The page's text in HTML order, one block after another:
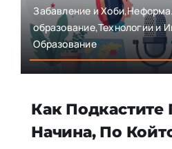
Забавление и
образование,Технологии и
Образование
Как Подкастите
Начина, По